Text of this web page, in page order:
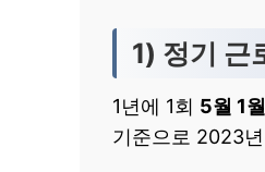
1) 정기 근
1년에 1회 5월 1
기준으로 2023